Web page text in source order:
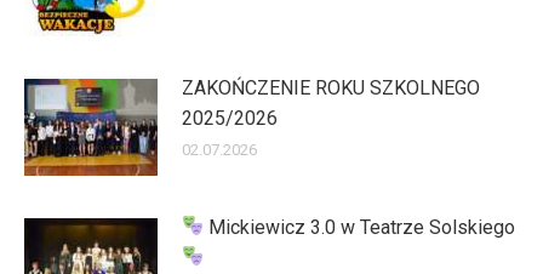
ZAKOŃCZENIE ROKU SZKOLNEGO
2025/2026
02.07.2026
Mickiewicz 3.0 w Teatrze Solskiego